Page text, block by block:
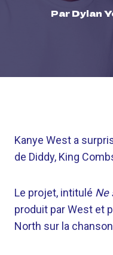
ParDylan
Kanye West a
de Diddy, King
Le projet, intitulé Ne
produit par West et
North sur la